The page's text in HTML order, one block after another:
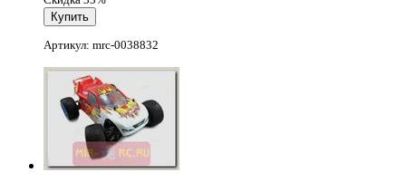
Артикул: mrc-0038832